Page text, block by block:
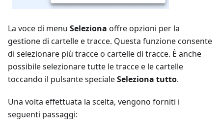
La voce di menu Seleziona offre opzioni per la
gestione di cartelle e tracce. Questa funzione consente
di selezionare più tracce o cartelle di tracce. È anche
possibile selezionare tutte le tracce e le cartelle
toccando il pulsante specialeSeleziona tutto.
Una volta effettuata la scelta, vengono forniti i
seguenti passaggi: